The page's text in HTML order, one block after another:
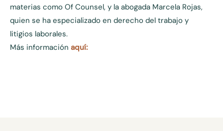
materias como Of Counsel, y la abogada Marcela Rojas,
quien se ha especializado en derecho del trabajo y
litigios laborales.
Más información aquí: